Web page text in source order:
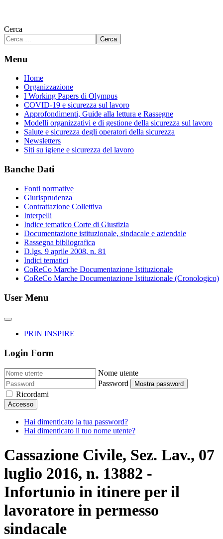
Cerca
Cerca
Menu
Home
Organizzazione
I Working Papers di Olympus
COVID-19 e sicurezza sul lavoro
Approfondimenti, Guide alla lettura e Rassegne
Modelli organizzativi e di gestione della sicurezza sul lavoro
Salute e sicurezza degli operatori della sicurezza
Newsletters
Siti su igiene e sicurezza del lavoro
Banche Dati
Fonti normative
Giurisprudenza
Contrattazione Collettiva
Interpelli
Indice tematico Corte di Giustizia
Documentazione istituzionale, sindacale e aziendale
Rassegna bibliografica
D.lgs. 9 aprile 2008, n. 81
Indici tematici
CoReCo Marche Documentazione Istituzionale
CoReCo Marche Documentazione Istituzionale (Cronologico)
User Menu
PRIN INSPIRE
Login Form
Nome utente
Password
Mostra password
Ricordami
Accesso
Hai dimenticato la tua password?
Hai dimenticato il tuo nome utente?
Cassazione Civile, Sez. Lav., 07
luglio 2016, n. 13882 -
Infortunio in itinere per il
lavoratore in permesso
sindacale